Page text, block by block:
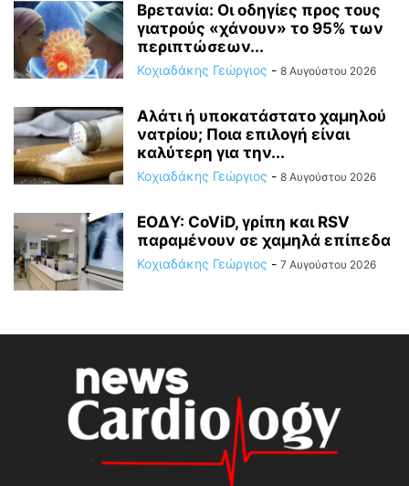
Βρετανία: Οι οδηγίες προς τους
γιατρούς «χάνουν» το 95% των
περιπτώσεων...
Κοχιαδάκης Γεώργιος - 8 Αυγούστου 2026
Αλάτι ή υποκατάστατο χαμηλού
νατρίου; Ποια επιλογή είναι
καλύτερη για την...
Κοχιαδάκης Γεώργιος - 8 Αυγούστου 2026
ΕΟΔΥ: CoViD, γρίπη και RSV
παραμένουν σε χαμηλά επίπεδα
Κοχιαδάκης Γεώργιος - 7 Αυγούστου 2026